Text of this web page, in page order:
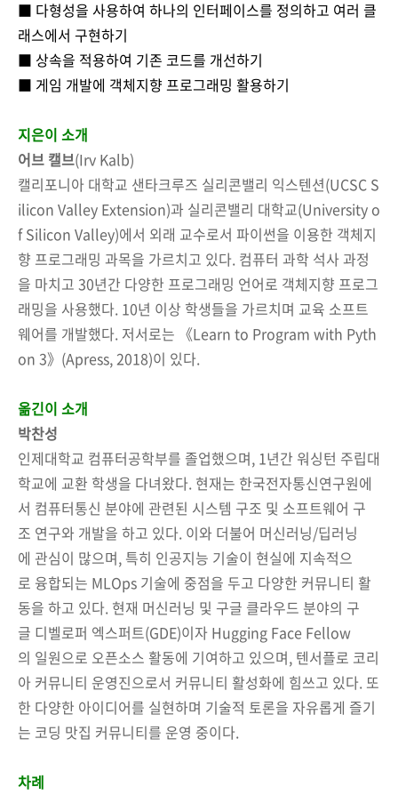
■ 다형성을 사용하여 하나의 인터페이스를 정의하고 여러 클
래스에서 구현하기
■ 상속을 적용하여 기존 코드를 개선하기
■ 게임 개발에 객체지향 프로그래밍 활용하기
지은이 소개
어브 캘브(Irv Kalb)
캘리포니아 대학교 샌타크루즈 실리콘밸리 익스텐션(UCSC S
ilicon Valley Extension)과 실리콘밸리 대학교(University o
f Silicon Valley)에서 외래 교수로서 파이썬을 이용한 객체지
향 프로그래밍 과목을 가르치고 있다. 컴퓨터 과학 석사 과정
을 마치고 30년간 다양한 프로그래밍 언어로 객체지향 프로그
래밍을 사용했다. 10년 이상 학생들을 가르치며 교육 소프트
웨어를 개발했다. 저서로는 《Learn to Program with Pyth
on 3》(Apress, 2018)이 있다.
옮긴이 소개
박찬성
인제대학교 컴퓨터공학부를 졸업했으며, 1년간 워싱턴 주립대
학교에 교환 학생을 다녀왔다. 현재는 한국전자통신연구원에
서 컴퓨터통신 분야에 관련된 시스템 구조 및 소프트웨어 구
조 연구와 개발을 하고 있다. 이와 더불어 머신러닝/딥러닝
에 관심이 많으며, 특히 인공지능 기술이 현실에 지속적으
로 융합되는 MLOps 기술에 중점을 두고 다양한 커뮤니티 활
동을 하고 있다. 현재 머신러닝 및 구글 클라우드 분야의 구
글 디벨로퍼 엑스퍼트(GDE)이자 Hugging Face Fellow
의 일원으로 오픈소스 활동에 기여하고 있으며, 텐서플로 코리
아 커뮤니티 운영진으로서 커뮤니티 활성화에 힘쓰고 있다. 또
한 다양한 아이디어를 실현하며 기술적 토론을 자유롭게 즐기
는 코딩 맛집 커뮤니티를 운영 중이다.
차례